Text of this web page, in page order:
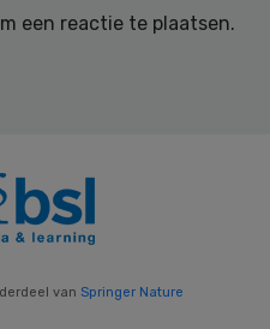
een reactie te plaatsen.
van Springer Nature